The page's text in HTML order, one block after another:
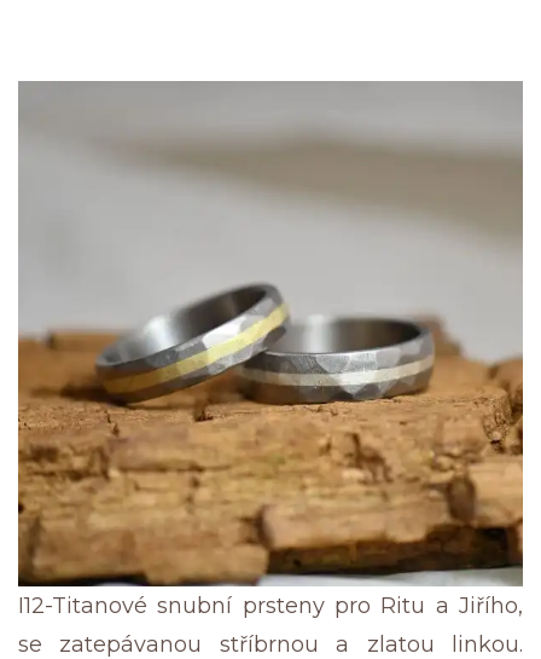
I12-Titanové snubní prsteny pro Ritu a Jiřího,
se zatepávanou stříbrnou a zlatou linkou.